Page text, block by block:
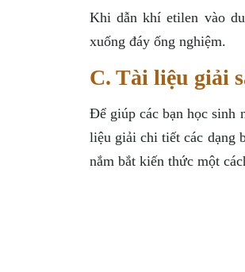
Khi dẫn khí etilen vào
xuống đáy ống nghiệm.
C. Tài liệu giải
Để giúp các bạn học sinh
liệu giải chi tiết các dạng
nắm bắt kiến thức một